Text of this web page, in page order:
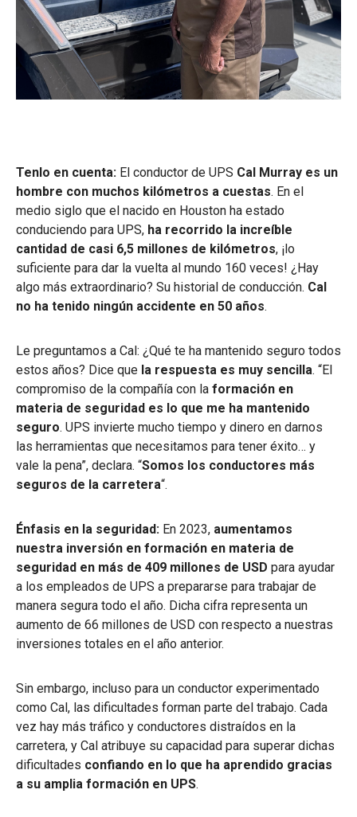
Tenlo en cuenta: El conductor de UPS Cal Murray es un
hombre con muchos kilómetros a cuestas. En el
medio siglo que el nacido en Houston ha estado
conduciendo para UPS, ha recorrido la increíble
cantidad de casi 6,5 millones de kilómetros, ¡lo
suficiente para dar la vuelta al mundo 160 veces! ¿Hay
algo más extraordinario? Su historial de conducción. Cal
no ha tenido ningún accidente en 50 años.
Le preguntamos a Cal: ¿Qué te ha mantenido seguro todos
estos años? Dice que la respuesta es muy sencilla. “El
compromiso de la compañía con la formación en
materia de seguridad es lo que me ha mantenido
seguro. UPS invierte mucho tiempo y dinero en darnos
las herramientas que necesitamos para tener éxito… y
vale la pena”, declara. “Somos los conductores más
seguros de la carretera“.
Énfasis en la seguridad: En 2023, aumentamos
nuestra inversión en formación en materia de
seguridad en más de 409 millones de USD para ayudar
a los empleados de UPS a prepararse para trabajar de
manera segura todo el año. Dicha cifra representa un
aumento de 66 millones de USD con respecto a nuestras
inversiones totales en el año anterior.
Sin embargo, incluso para un conductor experimentado
como Cal, las dificultades forman parte del trabajo. Cada
vez hay más tráfico y conductores distraídos en la
carretera, y Cal atribuye su capacidad para superar dichas
dificultades confiando en lo que ha aprendido gracias
a su amplia formación en UPS.